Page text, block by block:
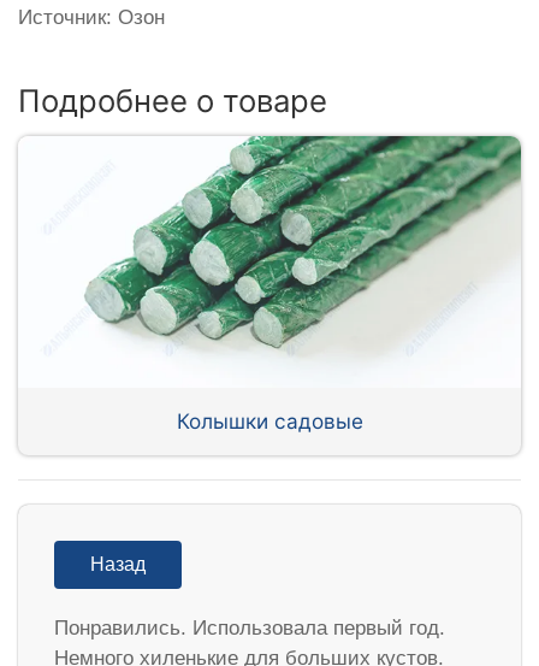
Источник: Озон
Подробнее о товаре
Колышки садовые
Назад
Понравились. Использовала первый год.
Немного хиленькие для больших кустов.